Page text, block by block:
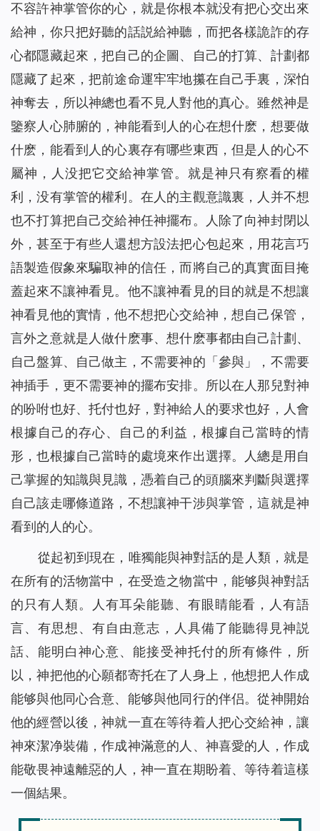
不容許神掌管你的心，就是你根本就没有把心交出來
給神，你只把好聽的話説給神聽，而把各樣詭詐的存
心都隱藏起來，把自己的企圖、自己的打算、計劃都
隱藏了起來，把前途命運牢牢地攥在自己手裏，深怕
神奪去，所以神總也看不見人對他的真心。雖然神是
鑒察人心肺腑的，神能看到人的心在想什麽，想要做
什麽，能看到人的心裏存有哪些東西，但是人的心不
屬神，人没把它交給神掌管。就是神只有察看的權
利，没有掌管的權利。在人的主觀意識裏，人并不想
也不打算把自己交給神任神擺布。人除了向神封閉以
外，甚至于有些人還想方設法把心包起來，用花言巧
語製造假象來騙取神的信任，而將自己的真實面目掩
蓋起來不讓神看見。他不讓神看見的目的就是不想讓
神看見他的實情，他不想把心交給神，想自己保管，
言外之意就是人做什麽事、想什麽事都由自己計劃、
自己盤算、自己做主，不需要神的「參與」，不需要
神插手，更不需要神的擺布安排。所以在人那兒對神
的吩咐也好、托付也好，對神給人的要求也好，人會
根據自己的存心、自己的利益，根據自己當時的情
形，也根據自己當時的處境來作出選擇。人總是用自
己掌握的知識與見識，憑着自己的頭腦來判斷與選擇
自己該走哪條道路，不想讓神干涉與掌管，這就是神
看到的人的心。
從起初到現在，唯獨能與神對話的是人類，就是
在所有的活物當中，在受造之物當中，能够與神對話
的只有人類。人有耳朵能聽、有眼睛能看，人有語
言、有思想、有自由意志，人具備了能聽得見神説
話、能明白神心意、能接受神托付的所有條件，所
以，神把他的心願都寄托在了人身上，他想把人作成
能够與他同心合意、能够與他同行的伴侣。從神開始
他的經營以後，神就一直在等待着人把心交給神，讓
神來潔净裝備，作成神滿意的人、神喜愛的人，作成
能敬畏神遠離惡的人，神一直在期盼着、等待着這樣
一個結果。